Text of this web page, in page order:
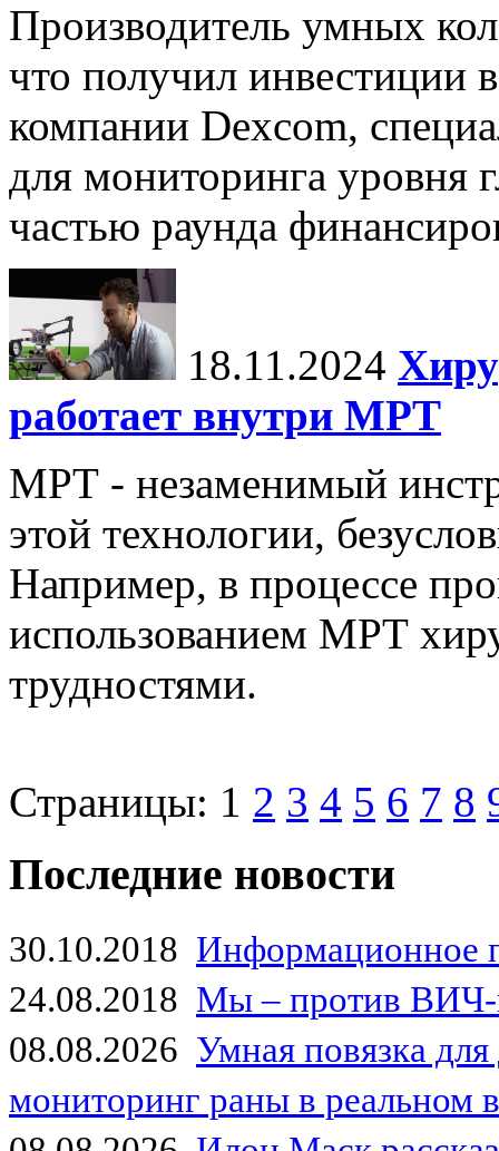
Производитель умных
что получил инвестиции
компании Dexcom,
для мониторинга уровня
частью раунда
18.11.2024
работает внутри МРТ
МРТ - незаменимый
этой технологии,
Например, в процессе
использованием МРТ
трудностями.
Страницы: 1 2 3 4 5 6 7 8
Последние новости
30.10.2018 Информационное
24.08.2018 Мы – против
08.08.2026 Умная повязка
мониторинг раны в реальном